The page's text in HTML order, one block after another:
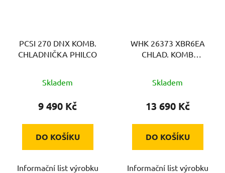
PCSI 270 DNX KOMB.
CHLADNIČKA PHILCO
Skladem
9 490 Kč
DO KOŠÍKU
Informační list výrobku
WHK 26373 XBR6EA
CHLAD. KOMB
Skladem
13 690 Kč
DO KOŠÍKU
Informační list výrobku